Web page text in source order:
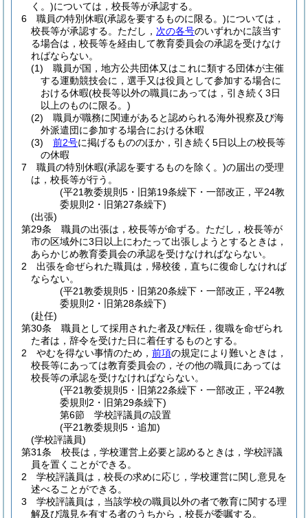
く。)については，校長等が承認する。
6
職員の特別休暇(承認を要するものに限る。)については，
校長等が承認する。 ただし， 次の各号のいずれかに該当す
る場合は，校長等を経由して教育委員会の承認を受けなけ
ればならない。
(1)
職員が国，地方公共団体又はこれに類する団体が主催
する運動競技会に，選手又は役員として参加する場合に
おける休暇(校長等以外の職員にあっては，引き続く3日
以上のものに限る。)
(2)
職員が職務に関連があると認められる海外視察及び海
外派遣団に参加する場合における休暇
(3)
前2号に掲げるもののほか，引き続く5日以上の校長等
の休暇
7
職員の特別休暇(承認を要するものを除く。)の届出の受理
は，校長等が行う。
(平21教委規則5・旧第19条繰下・一部改正，平24教
委規則2・旧第27条繰下)
(出張)
第29条
職員の出張は，校長等が命ずる。 ただし，校長等が
市の区域外に3日以上にわたって出張しようとするときは，
あらかじめ教育委員会の承認を受けなければならない。
2
出張を命ぜられた職員は，帰校後，直ちに復命しなければ
ならない。
(平21教委規則5・旧第20条繰下・一部改正，平24教
委規則2・旧第28条繰下)
(赴任)
第30条
職員として採用された者及び転任，復職を命ぜられ
た者は，辞令を受けた日に着任するものとする。
2
やむを得ない事情のため， 前項の規定により難いときは，
校長等にあっては教育委員会の，その他の職員にあっては
校長等の承認を受けなければならない。
(平21教委規則5・旧第22条繰下・一部改正，平24教
委規則2・旧第29条繰下)
第6節
学校評議員の設置
(平21教委規則5・追加)
(学校評議員)
第31条
校長は，学校運営上必要と認めるときは，学校評議
員を置くことができる。
2
学校評議員は，校長の求めに応じ，学校運営に関し意見を
述べることができる。
3
学校評議員は，当該学校の職員以外の者で教育に関する理
解及び識見を有する者のうちから，校長が委嘱する。